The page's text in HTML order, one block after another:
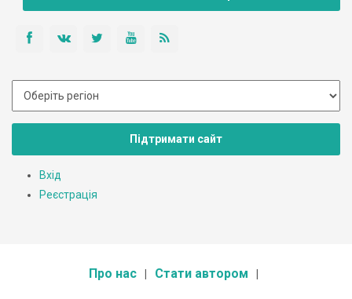
Підтримати сайт
Вхід
Реєстрація
Про нас Стати автором